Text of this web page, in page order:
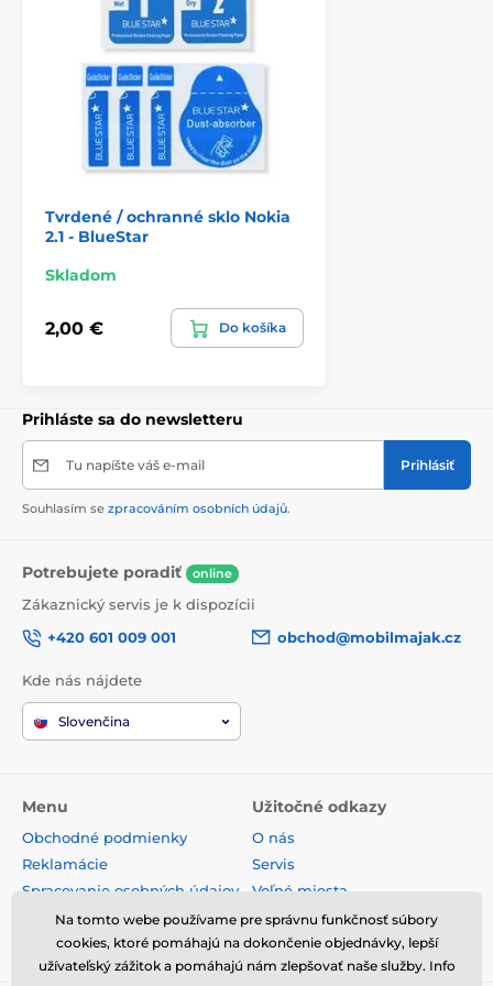
Tvrdené / ochranné sklo Nokia
2.1 - BlueStar
Skladom
2,00 € Do košíka
Prihláste sa do newsletteru
Tu napíšte váš e-mail Prihlásiť
Souhlasím se zpracováním osobních údajů.
Potrebujete poradiť online
Zákaznický servis je k dispozícii
+420 601 009 001
obchod@mobilmajak.cz
Kde nás nájdete
Slovenčina
Menu
Obchodné podmienky
Reklamácie
Spracovanie osobných údajov
Doprava a platba
Odstúpenie od zmluvy
Užitočné odkazy
O nás
Servis
Voľné miesta
Kontakt
Na tomto webe používame pre správnu funkčnosť súbory
cookies, ktoré pomáhajú na dokončenie objednávky, lepší
užívateľský zážitok a pomáhajú nám zlepšovať naše služby. Info